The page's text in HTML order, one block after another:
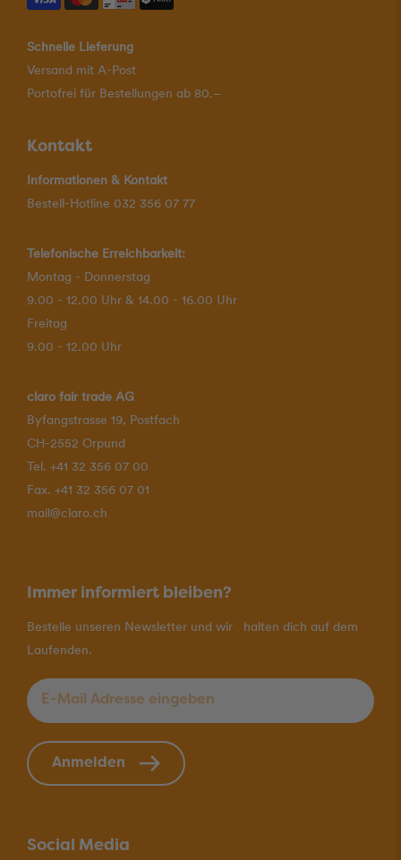
Schnelle Lieferung
Versand mit A-Post
Portofrei für Bestellungen ab 80.–
Kontakt
Informationen & Kontakt
Bestell-Hotline 032 356 07 77
Telefonische Erreichbarkeit:
Montag - Donnerstag
9.00 - 12.00 Uhr & 14.00 - 16.00 Uhr
Freitag
9.00 - 12.00 Uhr
claro fair trade AG
Byfangstrasse 19, Postfach
CH-2552 Orpund
Tel. +41 32 356 07 00
Fax. +41 32 356 07 01
mail@claro.ch
Immer informiert bleiben?
Bestelle unseren Newsletter und wir halten dich auf dem
Laufenden.
E-Mail Adresse eingeben
Anmelden
Social Media